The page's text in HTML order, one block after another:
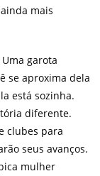
mais
garota
se aproxima dela
está sozinha.
diferente.
clubes para
seus avanços.
mulher